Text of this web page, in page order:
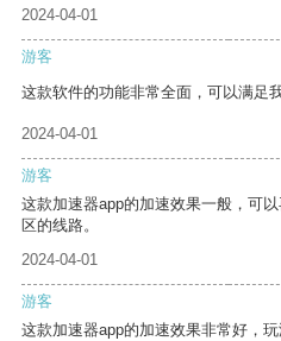
2024-04-01
游客
这款软件的功能非常全面，可以满足
2024-04-01
游客
这款加速器app的加速效果一般，可
区的线路。
2024-04-01
游客
这款加速器app的加速效果非常好，